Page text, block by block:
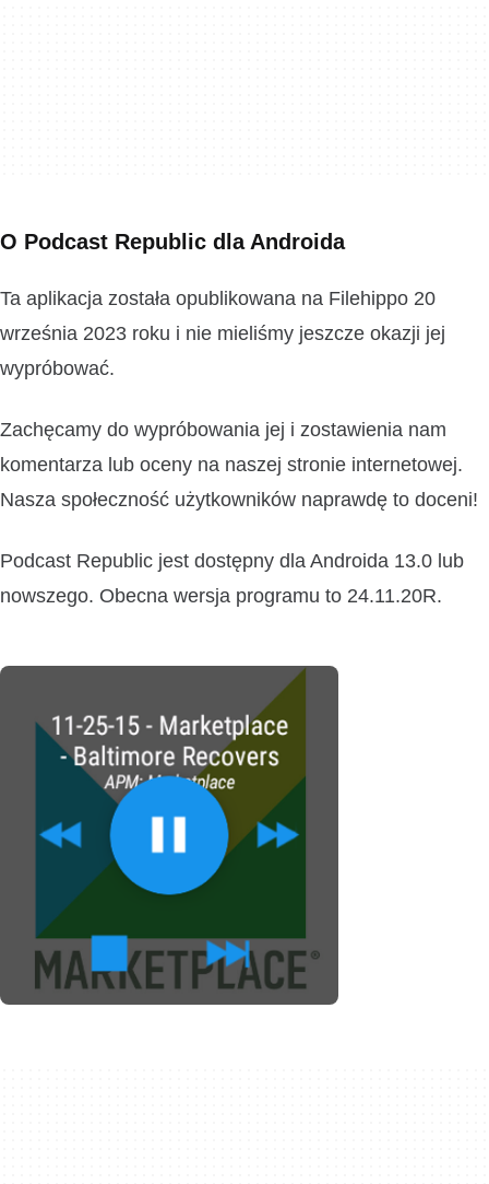
O Podcast Republic dla Androida
Ta aplikacja została opublikowana na Filehippo 20
września 2023 roku i nie mieliśmy jeszcze okazji jej
wypróbować.
Zachęcamy do wypróbowania jej i zostawienia nam
komentarza lub oceny na naszej stronie internetowej.
Nasza społeczność użytkowników naprawdę to doceni!
Podcast Republic jest dostępny dla Androida 13.0 lub
nowszego. Obecna wersja programu to 24.11.20R.